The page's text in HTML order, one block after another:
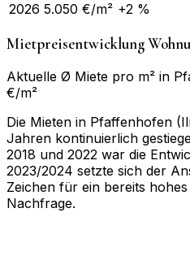
2026 5.050 €/m² +2 %
Mietpreisentwicklung
Aktuelle Ø Miete pro m² in
€/m²
Die Mieten in Pfaffenhofen
Jahren kontinuierlich
2018 und 2022 war die
2023/2024 setzte sich der
Zeichen für ein bereits
Nachfrage.